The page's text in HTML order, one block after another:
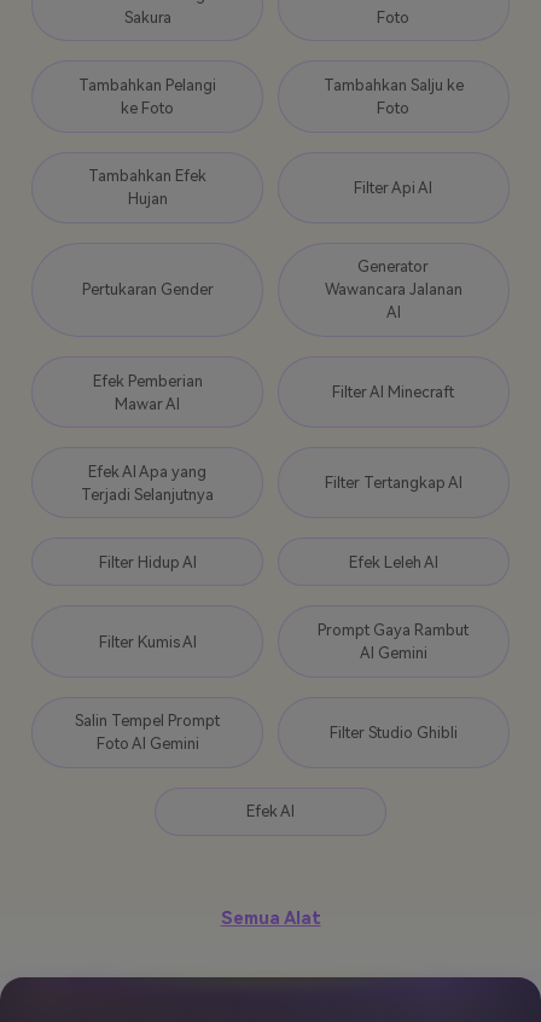
Sakura
Foto
Tambahkan Pelangi
ke Foto
Tambahkan Salju ke
Foto
Tambahkan Efek
Hujan
Filter Api AI
Pertukaran Gender
Generator
Wawancara Jalanan
AI
Efek Pemberian
Mawar AI
Filter AI Minecraft
Efek AI Apa yang
Terjadi Selanjutnya
Filter Tertangkap AI
Filter Hidup AI Efek Leleh AI
Filter Kumis AI
Prompt Gaya Rambut
AI Gemini
Salin Tempel Prompt
Foto AI Gemini
Filter Studio Ghibli
Efek AI
Semua Alat